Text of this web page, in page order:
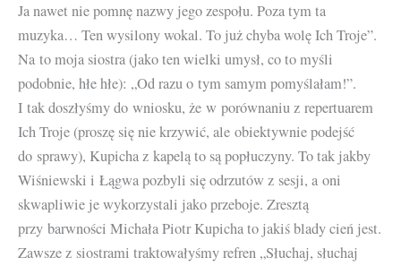
Ja nawet nie pomnę nazwy jego zespołu. Poza tym ta
muzyka… Ten wysilony wokal. To już chyba wolę Ich Troje”.
Na to moja siostra (jako ten wielki umysł, co to myśli
podobnie, hłe hłe): „Od razu o tym samym pomyślałam!”.
I tak doszłyśmy do wniosku, że w porównaniu z repertuarem
Ich Troje (proszę się nie krzywić, ale obiektywnie podejść
do sprawy), Kupicha z kapelą to są popłuczyny. To tak jakby
Wiśniewski i Łągwa pozbyli się odrzutów z sesji, a oni
skwapliwie je wykorzystali jako przeboje. Zresztą
przy barwności Michała Piotr Kupicha to jakiś blady cień jest.
Zawsze z siostrami traktowałyśmy refren „Słuchaj, słuchaj